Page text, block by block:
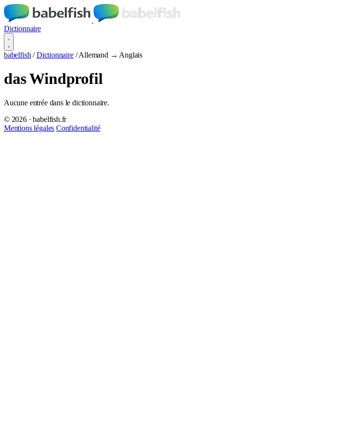
Dictionnaire
babelfish / Dictionnaire / Allemand → Anglais
das Windprofil
Aucune entrée dans le dictionnaire.
© 2026 · babelfish.fr
Mentions légales Confidentialité